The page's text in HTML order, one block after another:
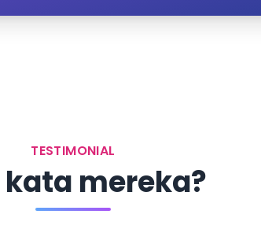
TESTIMONIAL
mereka?